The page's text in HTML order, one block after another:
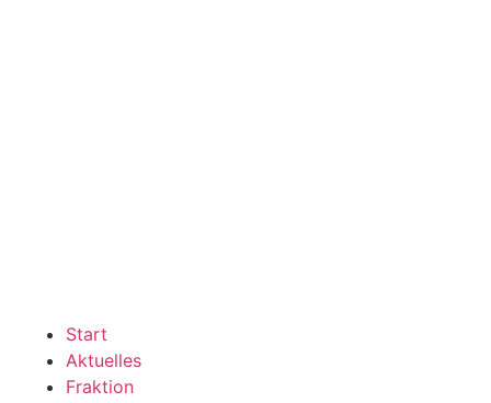
Start
Aktuelles
Fraktion